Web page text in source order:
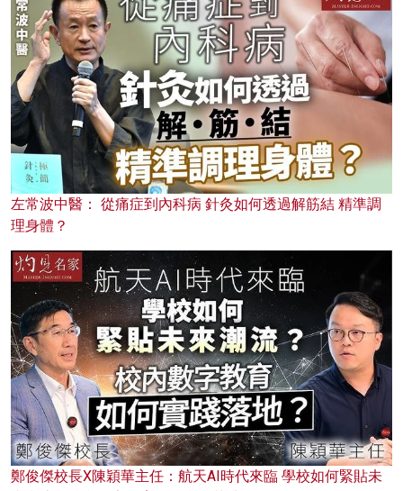
左常波中醫： 從痛症到內科病 針灸如何透過解筋結 精準調
理身體？
鄭俊傑校長X陳穎華主任：航天AI時代來臨 學校如何緊貼未